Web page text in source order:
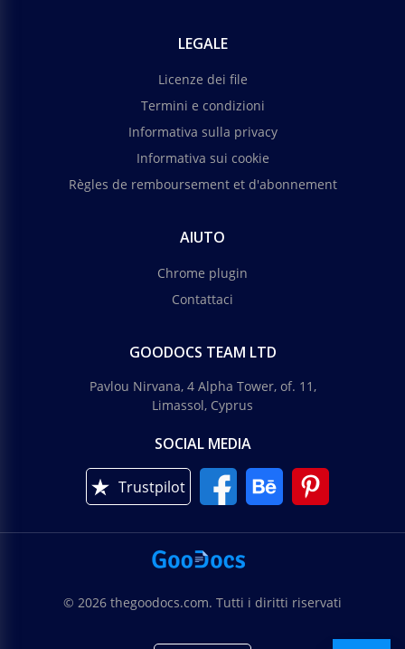
LEGALE
Licenze dei file
Termini e condizioni
Informativa sulla privacy
Informativa sui cookie
Règles de remboursement et d'abonnement
AIUTO
Chrome plugin
Contattaci
GOODOCS TEAM LTD
Pavlou Nirvana, 4 Alpha Tower, of. 11,
Limassol, Cyprus
SOCIAL MEDIA
Trustpilot
© 2026 thegoodocs.com. Tutti i diritti riservati